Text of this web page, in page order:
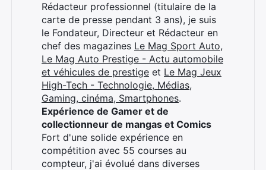
Rédacteur professionnel (titulaire de la
carte de presse pendant 3 ans), je suis
le Fondateur, Directeur et Rédacteur en
chef des magazines Le Mag Sport Auto,
Le Mag Auto Prestige - Actu automobile
et véhicules de prestige et Le Mag Jeux
High-Tech - Technologie, Médias,
Gaming, cinéma, Smartphones.
Expérience de Gamer et de
collectionneur de mangas et Comics
Fort d'une solide expérience en
compétition avec 55 courses au
compteur, j'ai évolué dans diverses